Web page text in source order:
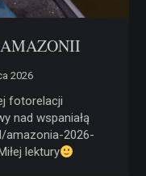
2026
fotorelacji
nad wspaniałą
amazonia-2026-
lektury